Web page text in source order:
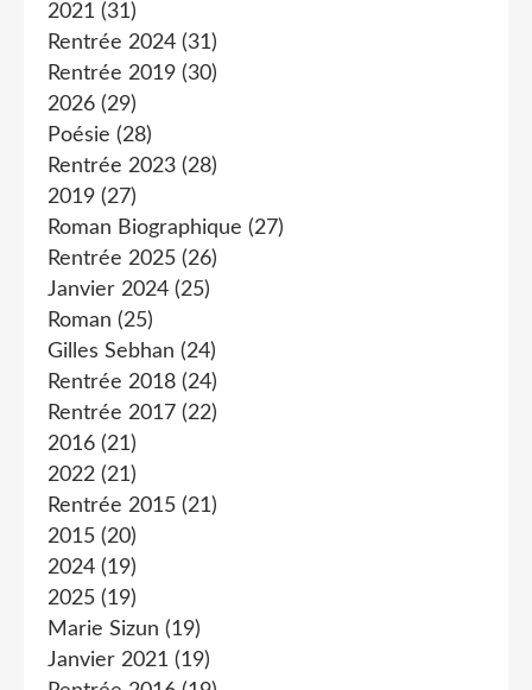
2021 (31)
Rentrée 2024 (31)
Rentrée 2019 (30)
2026 (29)
Poésie (28)
Rentrée 2023 (28)
2019 (27)
Roman Biographique (27)
Rentrée 2025 (26)
Janvier 2024 (25)
Roman (25)
Gilles Sebhan (24)
Rentrée 2018 (24)
Rentrée 2017 (22)
2016 (21)
2022 (21)
Rentrée 2015 (21)
2015 (20)
2024 (19)
2025 (19)
Marie Sizun (19)
Janvier 2021 (19)